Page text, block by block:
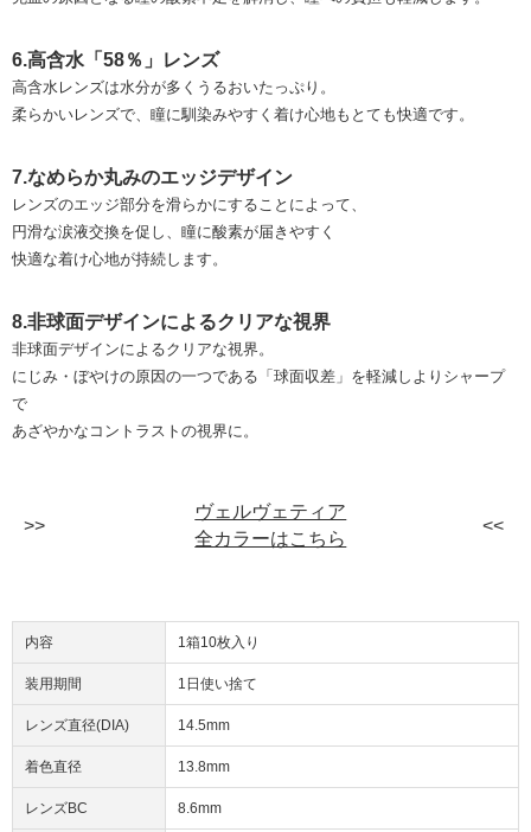
6.高含水「58％」レンズ
高含水レンズは水分が多くうるおいたっぷり。
柔らかいレンズで、瞳に馴染みやすく着け心地もとても快適です。
7.なめらか丸みのエッジデザイン
レンズのエッジ部分を滑らかにすることによって、
円滑な涙液交換を促し、瞳に酸素が届きやすく
快適な着け心地が持続します。
8.非球面デザインによるクリアな視界
非球面デザインによるクリアな視界。
にじみ・ぼやけの原因の一つである「球面収差」を軽減しよりシャープ
で
あざやかなコントラストの視界に。
ヴェルヴェティア
全カラーはこちら
内容 1箱10枚入り
装用期間 1日使い捨て
レンズ直径(DIA) 14.5mm
着色直径 13.8mm
レンズBC 8.6mm